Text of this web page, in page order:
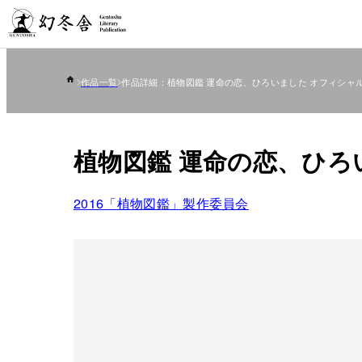
作品一覧 作品詳細：植物図鑑 運命の恋、ひろいました オフィシャ
植物図鑑 運命の恋、ひ
2016「植物図鑑」製作委員会